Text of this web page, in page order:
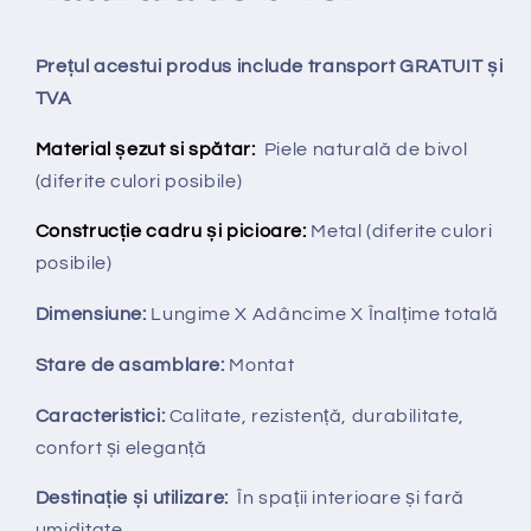
Prețul acestui produs include transport GRATUIT și
TVA
Material șezut si spătar: Piele naturală de bivol
(diferite culori posibile)
Construcție cadru și picioare: Metal (diferite culori
posibile)
Dimensiune: Lungime X Adâncime X Înalțime totală
Stare de asamblare: Montat
Caracteristici: Calitate, rezistență, durabilitate,
confort și eleganță
Destinație și utilizare: În spații interioare și fară